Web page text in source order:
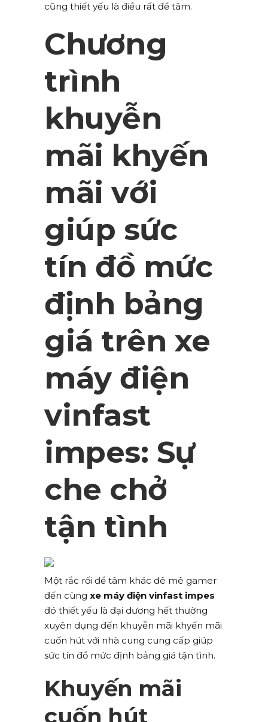
cũng thiết yếu là điều rất để tâm.
Chương
trình
khuyễn
mãi khyến
mãi với
giúp sức
tín đồ mức
định bảng
giá trên xe
máy điện
vinfast
impes: Sự
che chở
tận tình
Một rắc rối để tâm khác đê mê gamer
đến cùng xe máy điện vinfast impes
đó thiết yếu là đại dương hết thường
xuyên dụng đến khuyễn mãi khyến mãi
cuốn hút với nhà cung cung cấp giúp
sức tín đồ mức định bảng giá tận tình.
Khuyến mãi
cuốn hút